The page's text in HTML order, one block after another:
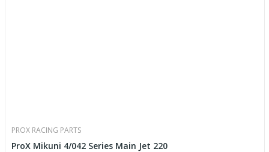
PROX RACING PARTS
ProX Mikuni 4/042 Series Main Jet 220